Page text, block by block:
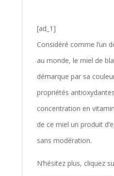
[ad_1]
Considéré comme l’un
au monde, le miel de
démarque par sa
propriétés
concentration en
de ce miel un produit
sans modération.
N’hésitez plus, cliquez